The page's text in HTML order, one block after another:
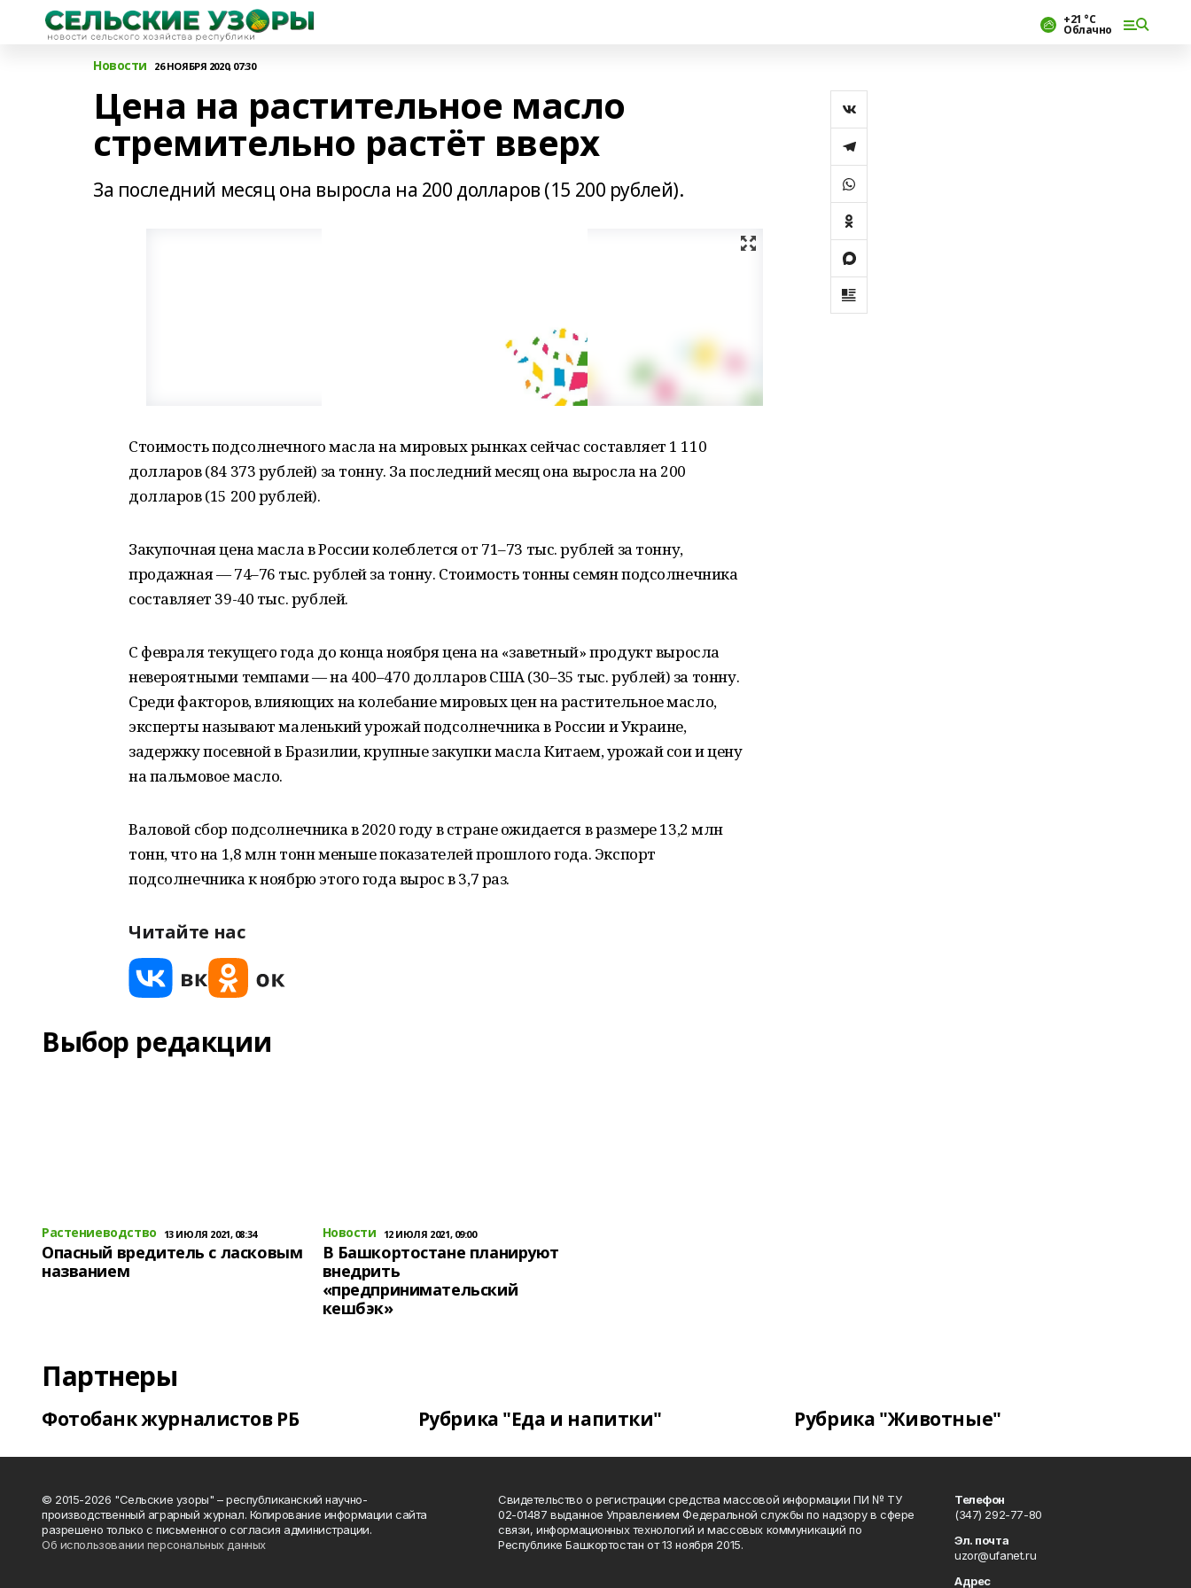
+21 °С
Облачно
Новости 26 НОЯБРЯ 2020, 07:30
Цена на растительное масло
стремительно растёт вверх
За последний месяц она выросла на 200 долларов (15 200 рублей).
Стоимость подсолнечного масла на мировых рынках сейчас составляет 1 110
долларов (84 373 рублей) за тонну. За последний месяц она выросла на 200
долларов (15 200 рублей).
Закупочная цена масла в России колеблется от 71–73 тыс. рублей за тонну,
продажная — 74–76 тыс. рублей за тонну. Стоимость тонны семян подсолнечника
составляет 39-40 тыс. рублей.
С февраля текущего года до конца ноября цена на «заветный» продукт выросла
невероятными темпами — на 400–470 долларов США (30–35 тыс. рублей) за тонну.
Среди факторов, влияющих на колебание мировых цен на растительное масло,
эксперты называют маленький урожай подсолнечника в России и Украине,
задержку посевной в Бразилии, крупные закупки масла Китаем, урожай сои и цену
на пальмовое масло.
Валовой сбор подсолнечника в 2020 году в стране ожидается в размере 13,2 млн
тонн, что на 1,8 млн тонн меньше показателей прошлого года. Экспорт
подсолнечника к ноябрю этого года вырос в 3,7 раз.
Читайте нас
Выбор редакции
Растениеводство 13 ИЮЛЯ 2021, 08:34
Опасный вредитель с ласковым
названием
Новости 12 ИЮЛЯ 2021, 09:00
В Башкортостане планируют
внедрить
«предпринимательский
кешбэк»
Партнеры
Фотобанк журналистов РБ Рубрика "Еда и напитки" Рубрика "Животные"
© 2015-2026 "Сельские узоры" – республиканский научно-
производственный аграрный журнал. Копирование информации сайта
разрешено только с письменного согласия администрации.
Об использовании персональных данных
Свидетельство о регистрации средства массовой информации ПИ № ТУ
02-01487 выданное Управлением Федеральной службы по надзору в сфере
связи, информационных технологий и массовых коммуникаций по
Республике Башкортостан от 13 ноября 2015.
Телефон
(347) 292-77-80
Эл. почта
uzor@ufanet.ru
Адрес